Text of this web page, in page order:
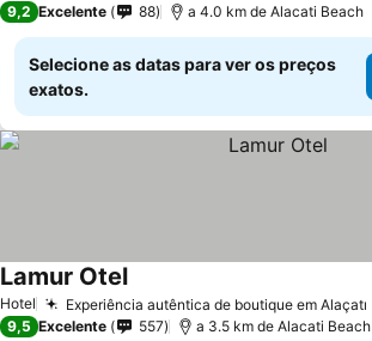
9,2 Excelente 88 a 4.0 km de Alacati Beach
Selecione as datas para ver os preços
exatos.
Hotel Experiência autêntica de boutique em Alaçatı
Lamur OtelVer preços
9,5 Excelente 557 a 3.5 km de Alacati Beach